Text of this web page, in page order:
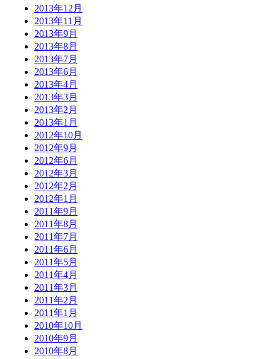
2013年12月
2013年11月
2013年9月
2013年8月
2013年7月
2013年6月
2013年4月
2013年3月
2013年2月
2013年1月
2012年10月
2012年9月
2012年6月
2012年3月
2012年2月
2012年1月
2011年9月
2011年8月
2011年7月
2011年6月
2011年5月
2011年4月
2011年3月
2011年2月
2011年1月
2010年10月
2010年9月
2010年8月